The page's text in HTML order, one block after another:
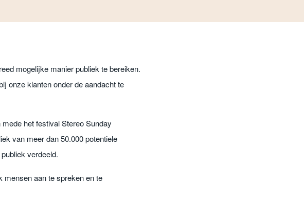
mogelijke manier publiek te bereiken.
onze klanten onder de aandacht te
het festival Stereo Sunday
van meer dan 50.000 potentiele
verdeeld.
mensen aan te spreken en te